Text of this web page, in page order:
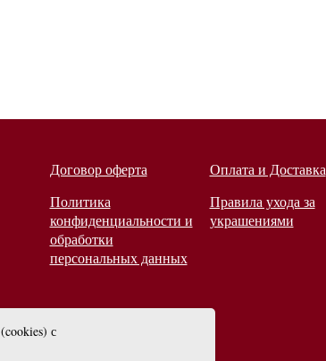
(cookies) с
Договор оферта
Политика
конфиденциальности и
обработки
персональных данных
Оплата и Доставка
Правила ухода за
украшениями